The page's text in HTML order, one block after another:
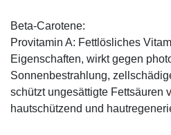
Beta-Carotene:
Provitamin A: Fettlösliches
Eigenschaften, wirkt gegen
Sonnenbestrahlung,
schützt ungesättigte Fettsäuren
hautschützend und